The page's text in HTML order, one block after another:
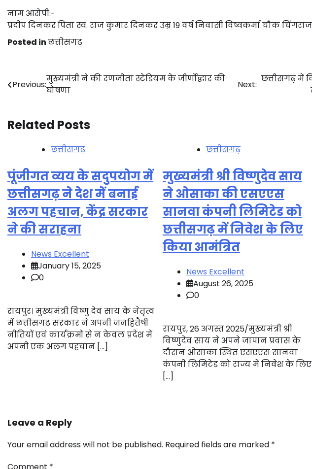
नाम आरोपी:-
प्रदीप दिनकर पिता स्व. राज कुमार दिनकर उम्र 19 वर्ष निवासी विष्वकर्मा चौक
Posted inछत्तीसगढ़
Post
navigation
Previous:
मुख्यमंत्री ने की रणजीता स्टेडियम के जीर्णोद्धार की
घोषणा
Next:
छत्तीसगढ़ में
Related Posts
छत्तीसगढ़
पूंजीगत व्यय के सदुपयोग में
छत्तीसगढ़ ने देश में बनाई
अलग पहचान, केंद्र सरकार
ने की सराहना
News Excellent
January 15, 2025
0
रायपुर। मुख्यमंत्री विष्णु देव साय के नेतृत्व
में छत्तीसगढ़ सरकार ने अपनी जनहितैषी
नीतियों एवं कार्यक्रमों से न केवल प्रदेश में
अपनी एक अलग पहचान […]
छत्तीसगढ़
मुख्यमंत्री श्री विष्णुदेव साय
ने ओसाका की एसएएस
सानवा कंपनी लिमिटेड को
छत्तीसगढ़ में निवेश के लिए
किया आमंत्रित
News Excellent
August 26, 2025
0
रायपुर, 26 अगस्त 2025/मुख्यमंत्री श्री
विष्णुदेव साय ने अपने जापान प्रवास के
दौरान ओसाका स्थित एसएएस सानवा
कंपनी लिमिटेड को राज्य में निवेश के लिए
[…]
Leave a Reply
Your email address will not be published. Required fields are marked *
Comment *